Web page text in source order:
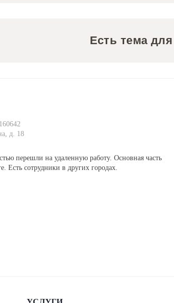
Есть тема
д. 18
перешли на удаленную работу. Основная часть
Есть сотрудники в других городах.